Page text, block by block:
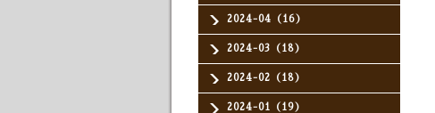
2024-04（16）
2024-03（18）
2024-02（18）
2024-01（19）